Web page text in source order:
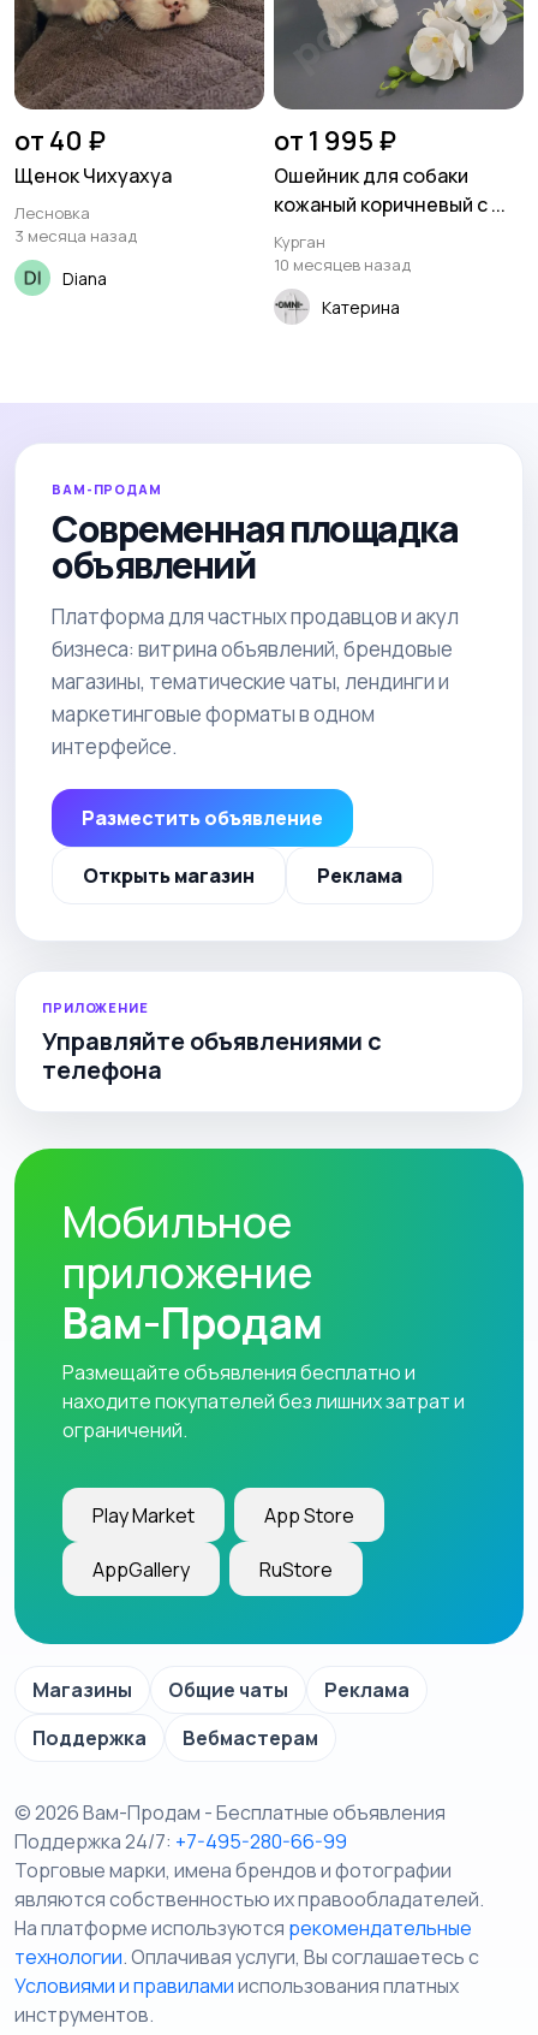
от 40 ₽
Щенок Чихуахуа
Лесновка
3 месяца назад
Diana
от 1 995 ₽
Ошейник для собаки
кожаный коричневый с ...
Курган
10 месяцев назад
Катерина
ВАМ-ПРОДАМ
Современная площадка
объявлений
Платформа для частных продавцов и акул
бизнеса: витрина объявлений, брендовые
магазины, тематические чаты, лендинги и
маркетинговые форматы в одном
интерфейсе.
Разместить объявление
Открыть магазин Реклама
ПРИЛОЖЕНИЕ
Управляйте объявлениями с
телефона
Мобильное
приложение
Вам-Продам
Размещайте объявления бесплатно и
находите покупателей без лишних затрат и
ограничений.
Play Market App Store
AppGallery RuStore
Магазины Общие чаты
Реклама
Поддержка
Вебмастерам
© 2026 Вам-Продам - Бесплатные объявления
Поддержка 24/7: +7-495-280-66-99
Торговые марки, имена брендов и фотографии
являются собственностью их правообладателей.
На платформе используются рекомендательные
технологии. Оплачивая услуги, Вы соглашаетесь c
Условиями и правиламииспользования платных
инструментов.